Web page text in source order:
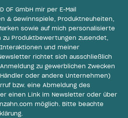
OF GmbH mir per E-Mail
& Gewinnspiele, Produktneuheiten,
sowie auf mich personalisierte
zu Produktbewertungen zusendet,
und meiner
richtet sich ausschließlich
zu gewerblichen Zwecken
oder andere Unternehmen)
bzw. eine Abmeldung des
einen Link im Newsletter oder über
möglich. Bitte beachte